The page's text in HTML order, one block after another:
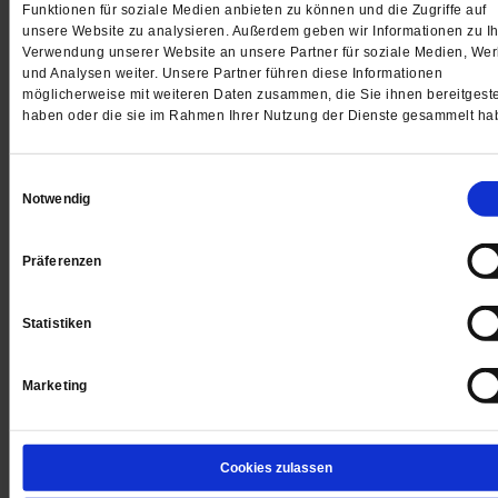
Funktionen für soziale Medien anbieten zu können und die Zugriffe auf
unsere Website zu analysieren. Außerdem geben wir Informationen zu
Verwendung unserer Website an unsere Partner für soziale Medien,
und Analysen weiter. Unsere Partner führen diese Informationen
möglicherweise mit weiteren Daten zusammen, die Sie ihnen
haben oder die sie im Rahmen Ihrer Nutzung der Dienste gesammelt
Notwendig
Präferenzen
Statistiken
Marketing
Cookies zulassen
vonAnne Strotmann
Als Herr Lüdtke sich fremd wurde